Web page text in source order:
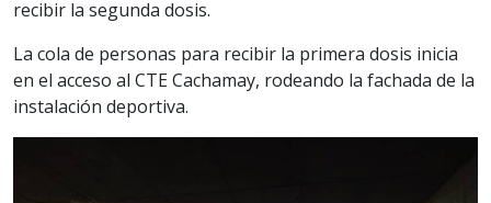
recibir la segunda dosis.
La cola de personas para recibir la primera dosis inicia
en el acceso al CTE Cachamay, rodeando la fachada de la
instalación deportiva.